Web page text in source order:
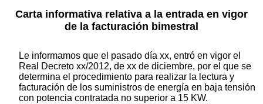
Carta informativa relativa a la entrada en vigor
de la facturación bimestral
Le informamos que el pasado día xx, entró en vigor el
Real Decreto xx/2012, de xx de diciembre, por el que se
determina el procedimiento para realizar la lectura y
facturación de los suministros de energía en baja tensión
con potencia contratada no superior a 15 KW.